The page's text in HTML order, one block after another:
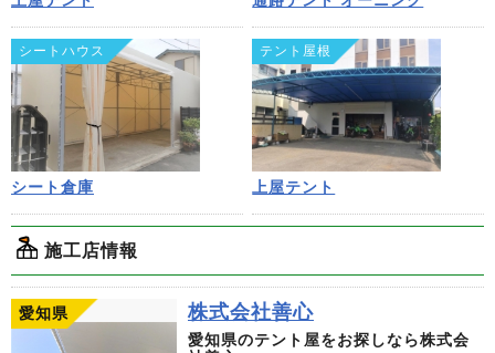
シートハウス
シート倉庫
テント屋根
上屋テント
施工店情報
愛知県 株式会社善心
愛知県のテント屋をお探しなら株式会